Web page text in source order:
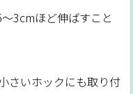
3cmほど伸ばすこと
さいホックにも取り付